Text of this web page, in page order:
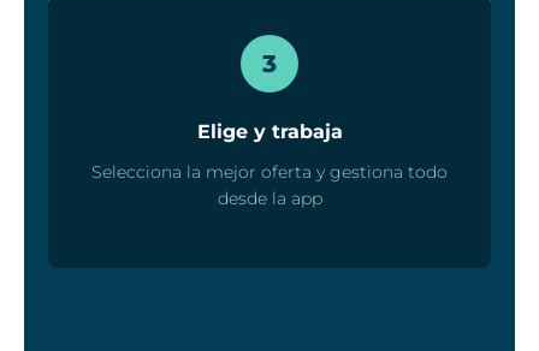
3
Elige y trabaja
Selecciona la mejor oferta y gestiona todo
desde la app